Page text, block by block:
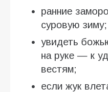
ранние
суровую зиму;
увидеть
на руке — к
вестям;
если жук